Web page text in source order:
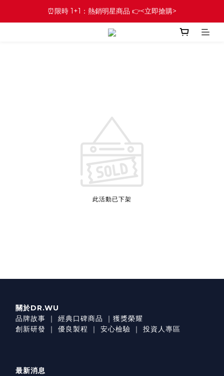
⏰限時 1+1：熱銷明星商品 👉<立即搶購>
此活動已下架
關於DR.WU
品牌故事 ｜ 經典口碑商品 ｜ 獲獎榮耀
創新研發
｜ 優良製程 ｜ 安心檢驗 ｜ 投資人專區
最新消息